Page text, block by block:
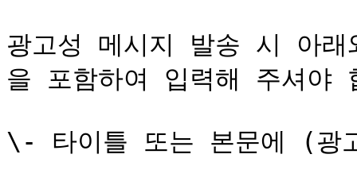
광고성 메시지 발송 시 아
을 포함하여 입력해 주셔야
\- 타이틀 또는 본문에 (광